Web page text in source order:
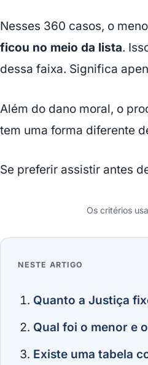
Nesses 360 casos, o
ficou no meio da lista.
dessa faixa. Significa
Além do dano moral, o
tem uma forma diferente
Se preferir assistir antes
Os critérios
NESTE ARTIGO
Quanto a Justiça
Qual foi o menor e
Existe uma tabela